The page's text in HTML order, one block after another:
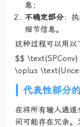
息；
不确定部分：
细节信息。
这种过程可以用以
$$
\oplus
代表性部分
在将所有输入通道
间可能存在冗余